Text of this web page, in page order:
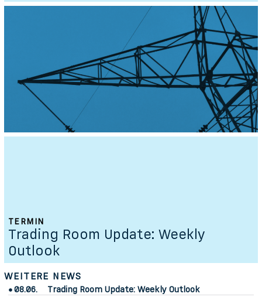
TERMIN
Trading Room Update: Weekly
Outlook
WEITERE NEWS
08.06.
Trading Room Update: Weekly Outlook